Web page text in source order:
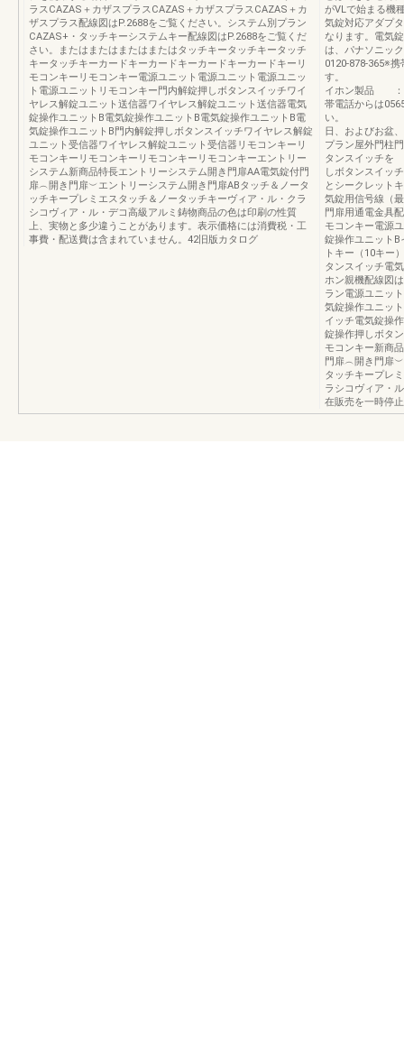
ラスCAZAS＋カザスプラスCAZAS＋カザスプラスCAZAS＋カ
ザスプラス配線図はP.2688をご覧ください。システム別プラン
CAZAS+・タッチキーシステムキー配線図はP.2688をご覧くだ
さい。またはまたはまたはまたはタッチキータッチキータッチ
キータッチキーカードキーカードキーカードキーカードキーリ
モコンキーリモコンキー電源ユニット電源ユニット電源ユニッ
ト電源ユニットリモコンキー門内解錠押しボタンスイッチワイ
ヤレス解錠ユニット送信器ワイヤレス解錠ユニット送信器電気
錠操作ユニットB電気錠操作ユニットB電気錠操作ユニットB電
気錠操作ユニットB門内解錠押しボタンスイッチワイヤレス解錠
ユニット受信器ワイヤレス解錠ユニット受信器リモコンキーリ
モコンキーリモコンキーリモコンキーリモコンキーエントリー
システム新商品特長エントリーシステム開き門扉AA電気錠付門
扉︵開き門扉︶エントリーシステム開き門扉ABタッチ＆ノータ
ッチキープレミエスタッチ＆ノータッチキーヴィア・ル・クラ
シコヴィア・ル・デコ高級アルミ鋳物商品の色は印刷の性質
上、実物と多少違うことがあります。表示価格には消費税・工
事費・配送費は含まれていません。42旧版カタログ
がVLで始まる機
気錠対応アダプ
なります。電気
は、パナソニッ
0120-878-365※
す。 （受付
イホン製品 ：
帯電話からは
い。 （受付
日、およびお盆
プラン屋外門柱
タンスイッチを
しボタンスイッ
とシークレット
気錠用信号線（
門扉用通電金具
モコンキー電源
錠操作ユニットB
トキー（10キー
タンスイッチ電
ホン親機配線図
ラン電源ユニッ
気錠操作ユニッ
イッチ電気錠操
錠操作押しボタ
モコンキー新商
門扉︵開き門扉
タッチキープレ
ラシコヴィア・
在販売を一時停